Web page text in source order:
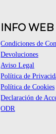
INFO WEB
Condiciones de
Devoluciones
Aviso Legal
Política de
Política de Cookies
Declaración de
ODR